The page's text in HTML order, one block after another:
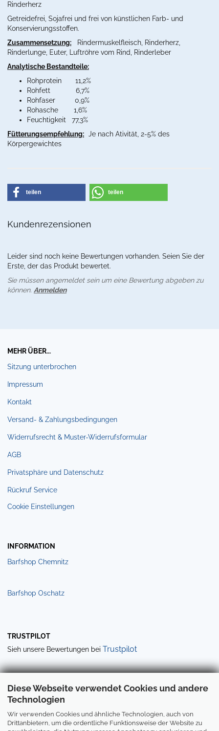
Diese Webseite verwendet Cookies und andere
Technologien
Wir verwenden Cookies und ähnliche Technologien, auch von
Drittanbietern, um die ordentliche Funktionsweise der Website zu
Rinderherz
Getreidefrei, Sojafrei und frei von künstlichen Farb- und
Konservierungsstoffen.
Zusammensetzung: Rindermuskelfleisch, Rinderherz,
Rinderlunge, Euter, Luftröhre vom Rind, Rinderleber
Analytische Bestandteile:
Rohprotein 11,2%
Rohfett 6,7%
Rohfaser 0,9%
Rohasche 1,6%
Feuchtigkeit 77,3%
Fütterungsempfehlung: Je nach Ativität, 2-5% des
Körpergewichtes
teilen teilen
Kundenrezensionen
Leider sind noch keine Bewertungen vorhanden. Seien Sie der
Erste, der das Produkt bewertet.
Sie müssen angemeldet sein um eine Bewertung abgeben zu
können. Anmelden
MEHR ÜBER...
Sitzung unterbrochen
Impressum
Kontakt
Versand- & Zahlungsbedingungen
Widerrufsrecht & Muster-Widerrufsformular
AGB
Privatsphäre und Datenschutz
Rückruf Service
Cookie Einstellungen
INFORMATION
Barfshop Chemnitz
Barfshop Oschatz
TRUSTPILOT
Sieh unsere Bewertungen bei Trustpilot
Service Hotline
Telefonische Unterstützung und Beratung unter: